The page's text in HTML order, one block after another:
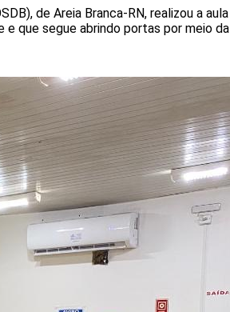
de Areia Branca-RN, realizou a aula
e que segue abrindo portas por meio da